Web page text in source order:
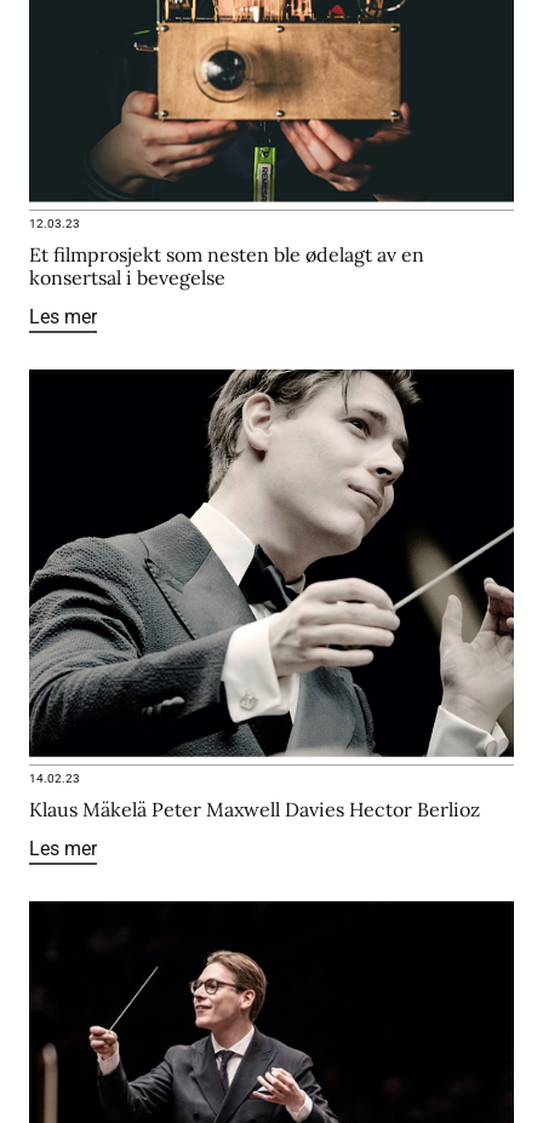
12.03.23
Et filmprosjekt som nesten ble ødelagt av en
konsertsal i bevegelse
Les mer
14.02.23
Klaus Mäkelä Peter Maxwell Davies Hector Berlioz
Les mer